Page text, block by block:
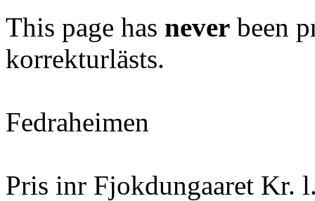
This page has never been
korrekturlästs.
Fedraheimen
Pris inr Fjokdungaaret Kr.